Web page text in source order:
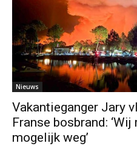
Nieuws
Vakantieganger Jary
Franse bosbrand:
mogelijk weg’